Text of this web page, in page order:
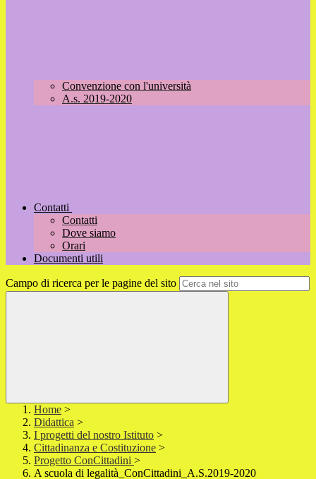
Convenzione con l'università
A.s. 2019-2020
Contatti
Contatti
Dove siamo
Orari
Documenti utili
Campo di ricerca per le pagine del sito
Home >
Didattica >
I progetti del nostro Istituto >
Cittadinanza e Costituzione >
Progetto ConCittadini >
A scuola di legalità_ConCittadini_A.S.2019-2020